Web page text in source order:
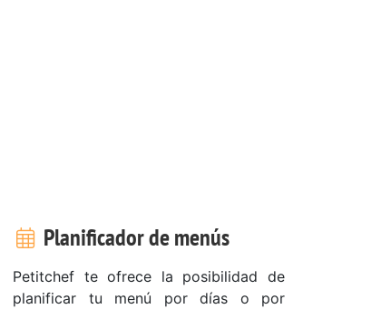
Planificador de menús
Petitchef te ofrece la posibilidad de
planificar tu menú por días o por